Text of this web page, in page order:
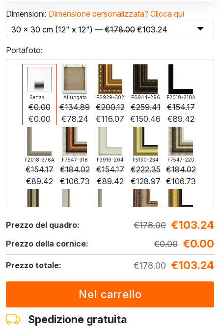
Dimensioni: Dimensione personalizzata? Clicca qui
30 x 30 cm (12" x 12") — €178.00 €103.24
Portafoto:
Senza...
€0.00
€0.00
Allungato
€134.89
€78.24
F6929-302
€200.12
€116.07
F6944-296
€259.41
€150.46
F2018-218A
€154.17
€89.42
F2018-376A
€154.17
€89.42
F7547-318
€184.02
€106.73
F3919-204
€154.17
€89.42
F5130-234
€222.35
€128.97
F7547-220
€184.02
€106.73
F5429-258
222.35
€128.97
F3013-236
€94.99
F8645-298
289.06
167.65
F6537-236
153.35
€88.94
€124.67
214.94
€124.67
214.94
€124.67
214.94
€124.67
€118.20
Prezzo del quadro: €178.00 €103.24
Prezzo della cornice: €0.00 €0.00
Prezzo totale: €178.00 €103.24
Spedizione gratuita